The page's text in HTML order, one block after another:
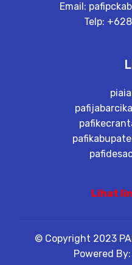
Email:
Telp:
Lihat
© Copyright 2023
Powered